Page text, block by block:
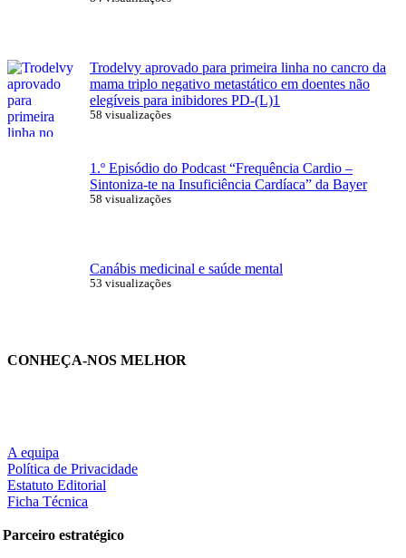
Trodelvy aprovado para primeira linha no cancro da
mama triplo negativo metastático em doentes não
elegíveis para inibidores PD-(L)1
58 visualizações
1.º Episódio do Podcast “Frequência Cardio –
Sintoniza-te na Insuficiência Cardíaca” da Bayer
58 visualizações
Canábis medicinal e saúde mental
53 visualizações
CONHEÇA-NOS MELHOR
A equipa
Política de Privacidade
Estatuto Editorial
Ficha Técnica
Parceiro estratégico